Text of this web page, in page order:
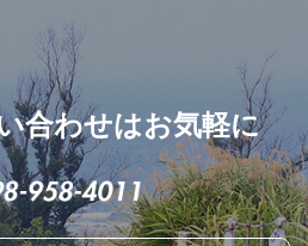
合わせはお気軽に